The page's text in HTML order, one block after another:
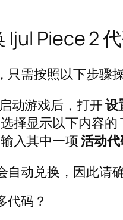
Ijul Piece 2
只需按照以下步骤
启动游戏后，打开设
选择显示以下内容
输入其中一项活动
自动兑换，因此请
代码？